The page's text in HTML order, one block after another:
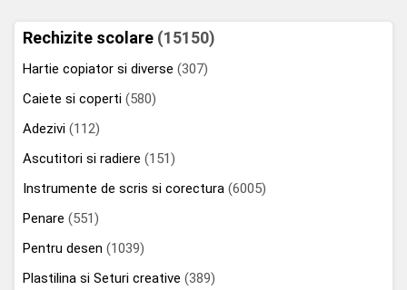
Rechizite scolare (15150)
Hartie copiator si diverse (307)
Caiete si coperti (580)
Adezivi (112)
Ascutitori si radiere (151)
Instrumente de scris si corectura (6005)
Penare (551)
Pentru desen (1039)
Plastilina si Seturi creative (389)